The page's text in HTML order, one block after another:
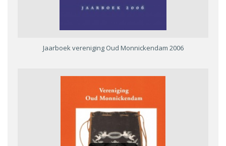
Jaarboek vereniging Oud Monnickendam 2006